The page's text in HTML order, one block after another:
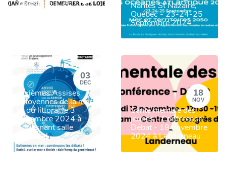
HABITER & SE Nantes St Nazaire,
Québec - 23-24-25
Septembre 2024
03
DEC
Sixièmes Assises
Citoyennes de la mer
et du littoral le 3
décembre 2024 à
Fouesnant salle
Archipel
18
NOV
Santé mentale des
jeunes - Conférence-
Débat - 18 novembre
2024 à Landerneau